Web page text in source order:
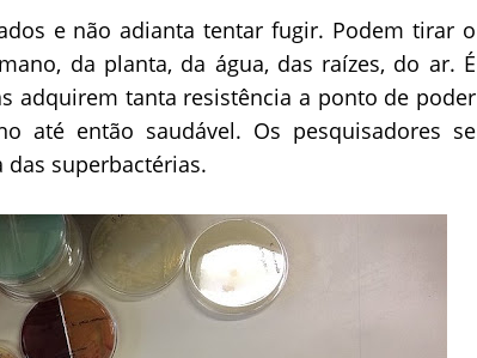
e não adianta tentar fugir. Podem tirar o
da planta, da água, das raízes, do ar. É
adquirem tanta resistência a ponto de poder
até então saudável. Os pesquisadores se
superbactérias.